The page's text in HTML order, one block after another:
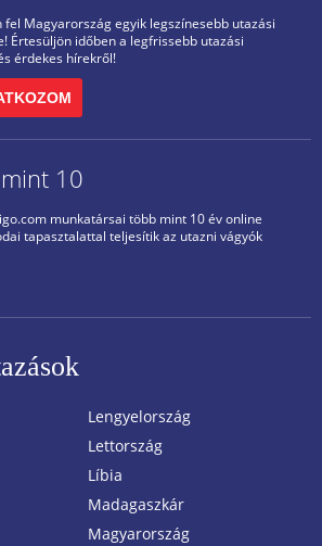
fel Magyarország egyik legszínesebb utazási
Értesüljön időben a legfrissebb utazási
érdekes hírekről!
10
munkatársai több mint 10 év online
tapasztalattal teljesítik az utazni vágyók
Lengyelország
Lettország
Líbia
Madagaszkár
Magyarország